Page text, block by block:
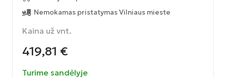
Nemokamas pristatymas Vilniaus mieste
Kaina už vnt.
419,81 €
Turime sandėlyje